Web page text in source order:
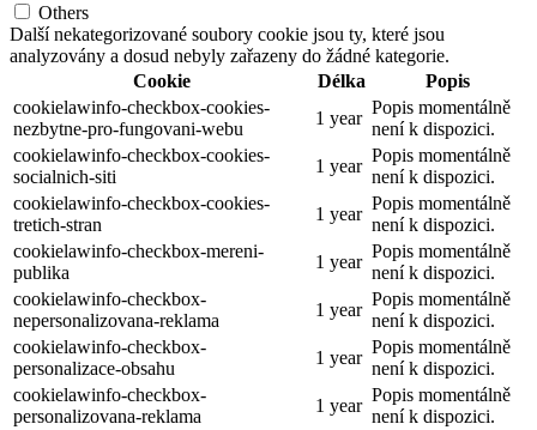
Others
Další nekategorizované soubory cookie jsou ty, které jsou
analyzovány a dosud nebyly zařazeny do žádné kategorie.
Cookie
Délka
Popis
cookielawinfo-checkbox-cookies-
nezbytne-pro-fungovani-webu
1 year
Popis momentálně
není k dispozici.
cookielawinfo-checkbox-cookies-
socialnich-siti
1 year
Popis momentálně
není k dispozici.
cookielawinfo-checkbox-cookies-
tretich-stran
1 year
Popis momentálně
není k dispozici.
cookielawinfo-checkbox-mereni-
publika
1 year
Popis momentálně
není k dispozici.
cookielawinfo-checkbox-
nepersonalizovana-reklama
1 year
Popis momentálně
není k dispozici.
cookielawinfo-checkbox-
personalizace-obsahu
1 year
Popis momentálně
není k dispozici.
cookielawinfo-checkbox-
personalizovana-reklama
1 year
Popis momentálně
není k dispozici.